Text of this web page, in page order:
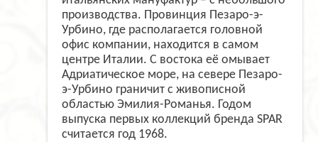
производства. Провинция Пезаро-э-
Урбино, где располагается головной
офис компании, находится в самом
центре Италии. С востока её омывает
Адриатическое море, на севере Пезаро-
э-Урбино граничит с живописной
областью Эмилия-Романья. Годом
выпуска первых коллекций бренда SPAR
считается год 1968.